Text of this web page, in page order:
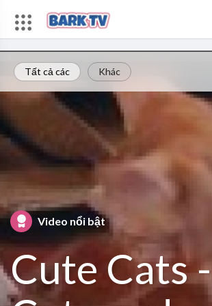
Tất cả các Khác
Video nổi bật
Cute Cats -